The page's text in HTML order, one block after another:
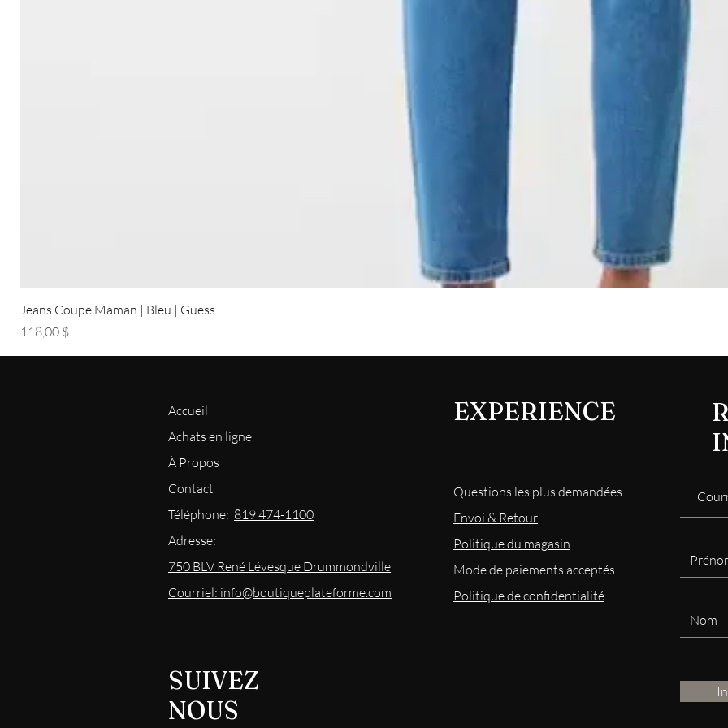
Jeans Coupe Maman | Bleu | Guess
Prix
118,00 $
Accueil
Achats en ligne
À Propos
Contact
Téléphone: 819 474-1100
Adresse:
750 BLV René Lévesque Drummondville
Courriel: info@boutiqueplateforme.com
SUIVEZ
NOUS
EXPERIENCE
Questions les plus demandées
Envoi & Retour
Politique du magasin
Modede paiements acceptés
Politique de confidentialité